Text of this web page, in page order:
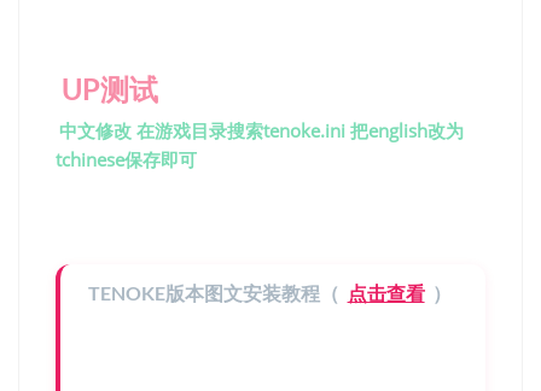
UP测试
中文修改 在游戏目录搜索tenoke.ini 把english改为
tchinese保存即可
TENOKE版本图文安装教程（ 点击查看 ）